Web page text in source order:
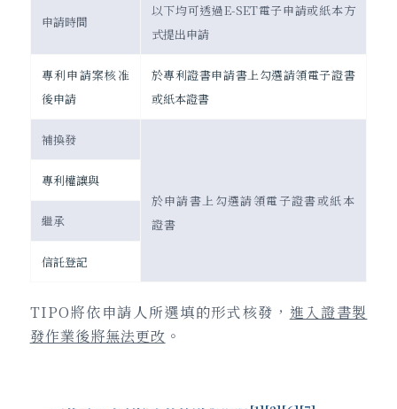
申請時間
以下均可透過E-SET電子申請或紙本方
式提出申請
專利申請案核准
後申請
於專利證書申請書上勾選請領電子證書
或紙本證書
補換發
於申請書上勾選請領電子證書或紙本
證書
專利權讓與
繼承
信託登記
TIPO將依申請人所選填的形式核發， 進入證書製
發作業後將無法更改 。